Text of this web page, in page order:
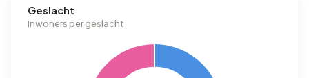
Geslacht
Inwoners per geslacht